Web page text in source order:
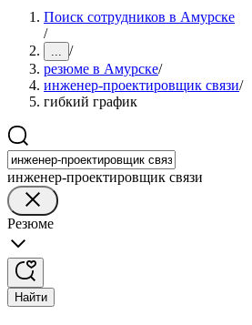
Поиск сотрудников в Амурске
/
... /
резюме в Амурске/
инженер-проектировщик связи/
гибкий график
инженер-проектировщик связи
Резюме
Найти